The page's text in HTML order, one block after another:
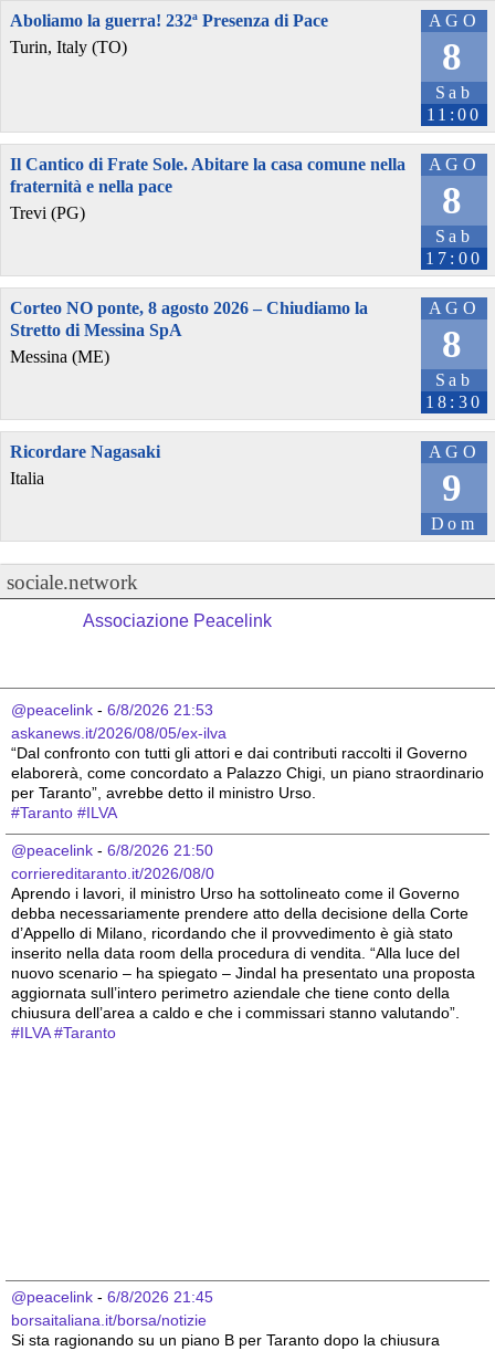
AGO
8
Sab
11:00
Aboliamo la guerra! 232ª Presenza di Pace
Turin, Italy (TO)
AGO
8
Sab
17:00
Il Cantico di Frate Sole. Abitare la casa comune nella
fraternità e nella pace
Trevi (PG)
AGO
8
Sab
18:30
Corteo NO ponte, 8 agosto 2026 – Chiudiamo la
Stretto di Messina SpA
Messina (ME)
AGO
9
Dom
Ricordare Nagasaki
Italia
sociale.network
Associazione Peacelink
@peacelink - 6/8/2026 21:53
askanews.it/2026/08/05/ex-ilva
“Dal confronto con tutti gli attori e dai contributi raccolti il Governo
elaborerà, come concordato a Palazzo Chigi, un piano straordinario
per Taranto”, avrebbe detto il ministro Urso.
#Taranto #ILVA
@peacelink - 6/8/2026 21:50
corriereditaranto.it/2026/08/0
Aprendo i lavori, il ministro Urso ha sottolineato come il Governo
debba necessariamente prendere atto della decisione della Corte
d’Appello di Milano, ricordando che il provvedimento è già stato
inserito nella data room della procedura di vendita. “Alla luce del
nuovo scenario – ha spiegato – Jindal ha presentato una proposta
aggiornata sull’intero perimetro aziendale che tiene conto della
chiusura dell’area a caldo e che i commissari stanno valutando”.
#ILVA #Taranto
@peacelink - 6/8/2026 21:45
borsaitaliana.it/borsa/notizie
Si sta ragionando su un piano B per Taranto dopo la chiusura